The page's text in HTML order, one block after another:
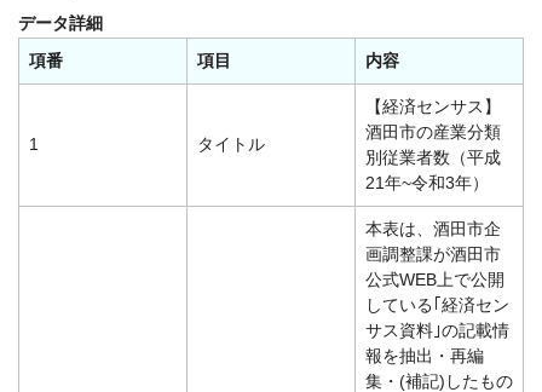
データ詳細
項番
項目 内容
1 タイトル
【経済センサス】
酒田市の産業分類
別従業者数（平成
21年~令和3年）
本表は、酒田市企
画調整課が酒田市
公式WEB上で公開
している｢経済セン
サス資料｣の記載情
報を抽出・再編
集・(補記)したもの